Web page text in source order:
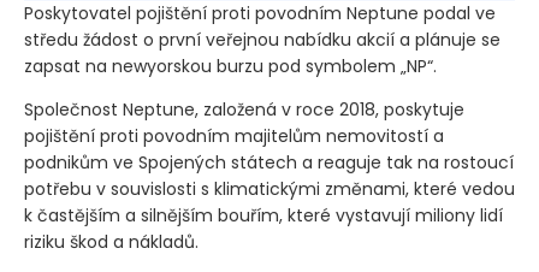
Poskytovatel pojištění proti povodním Neptune podal ve
středu žádost o první veřejnou nabídku akcií a plánuje se
zapsat na newyorskou burzu pod symbolem „NP“.
Společnost Neptune, založená v roce 2018, poskytuje
pojištění proti povodním majitelům nemovitostí a
podnikům ve Spojených státech a reaguje tak na rostoucí
potřebu v souvislosti s klimatickými změnami, které vedou
k častějším a silnějším bouřím, které vystavují miliony lidí
riziku škod a nákladů.